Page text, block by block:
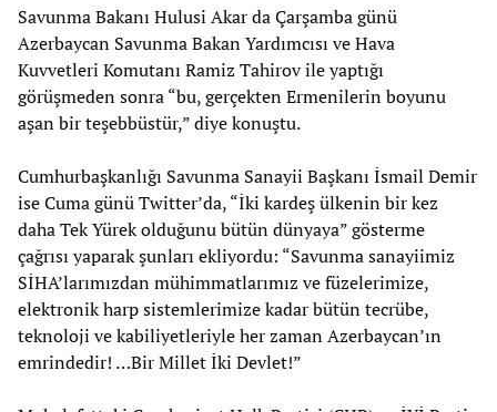
Savunma Bakanı Hulusi Akar da Çarşamba günü
Azerbaycan Savunma Bakan Yardımcısı ve Hava
Kuvvetleri Komutanı Ramiz Tahirov ile yaptığı
görüşmeden sonra “bu, gerçekten Ermenilerin boyunu
aşan bir teşebbüstür,” diye konuştu.
Cumhurbaşkanlığı Savunma Sanayii Başkanı İsmail Demir
ise Cuma günü Twitter’da, “İki kardeş ülkenin bir kez
daha Tek Yürek olduğunu bütün dünyaya” gösterme
çağrısı yaparak şunları ekliyordu: “Savunma sanayiimiz
SİHA’larımızdan mühimmatlarımız ve füzelerimize,
elektronik harp sistemlerimize kadar bütün tecrübe,
teknoloji ve kabiliyetleriyle her zaman Azerbaycan’ın
emrindedir! …Bir Millet İki Devlet!”